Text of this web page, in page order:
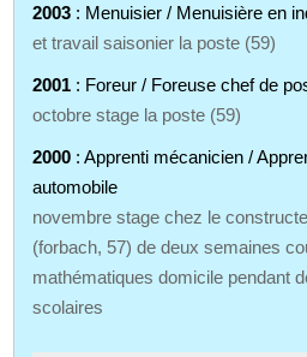
2003 : Menuisier / Menuisière en
et travail saisonier la poste (59)
2001 : Foreur / Foreuse chef de
octobre stage la poste (59)
2000 : Apprenti mécanicien /
automobile
novembre stage chez le
(forbach, 57) de deux semaines
mathématiques domicile pendant
scolaires